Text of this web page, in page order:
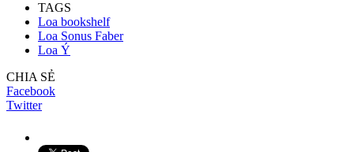
TAGS
Loa bookshelf
Loa Sonus Faber
Loa Ý
CHIA SẺ
Facebook
Twitter